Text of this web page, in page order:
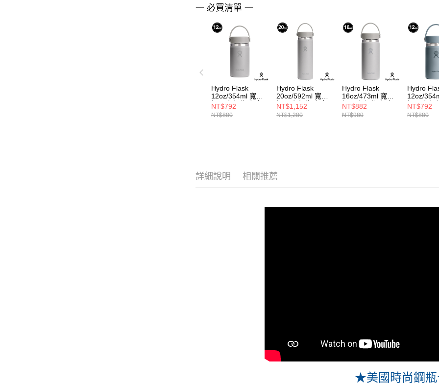
一 必買清單 一
Hydro Flask
12oz/354ml 寬口
提環 保溫瓶 粉灰
NT$792
NT$880
Hydro Flask
20oz/592ml 寬口
提環 保溫瓶 粉灰
NT$1,152
NT$1,280
Hydro Flask
16oz/473ml 寬口
提環 保溫瓶 粉灰
NT$882
NT$980
Hydro
12oz/
提環 保溫
NT$792
NT$880
詳細說明 相關推薦
★美國時尚鋼